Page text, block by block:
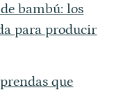
bambú: los
para producir
que